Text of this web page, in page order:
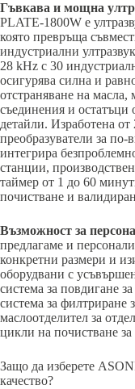
Гъвкава и мощна
PLATE-1800W е
която превръща
индустриални
28 kHz с 30
осигурява силна и
отстраняване на
съединения и
детайли. Изработена
преобразуватели за по-
интегрира
станции,
таймер от 1 до 60
почистване и
Възможност за
предлагаме и
конкретни размери и
оборудвани с
система за повдигане
система за филтриране
маслоотделител за
цикли на почистване
Защо да изберете
качество?